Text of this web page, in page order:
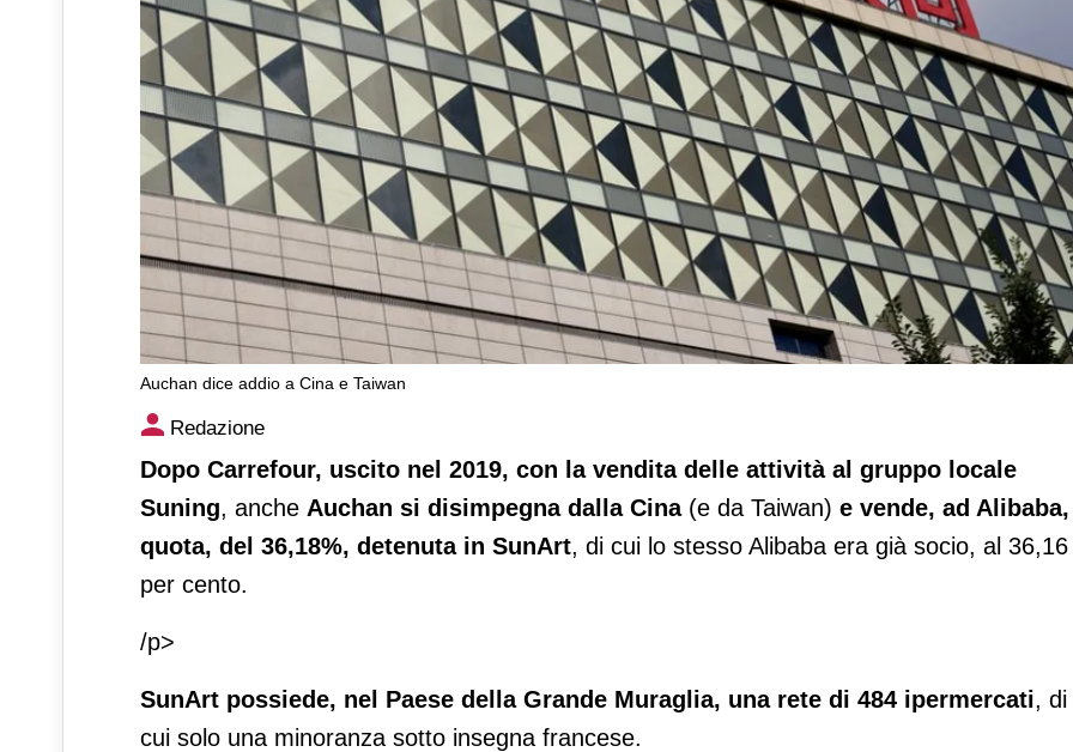
Auchan dice addio a Cina e Taiwan
Auchan dice addio a Cina e Taiwan
Redazione
Dopo Carrefour, uscito nel 2019, con la vendita delle attività al gruppo locale
Suning, anche Auchan si disimpegna dalla Cina (e da Taiwan) e vende, ad
quota, del 36,18%, detenuta in SunArt, di cui lo stesso Alibaba era già socio, al 36,16
per cento.
/p>
SunArt possiede, nel Paese della Grande Muraglia, una rete di 484 ipermercati, di
cui solo una minoranza sotto insegna francese.